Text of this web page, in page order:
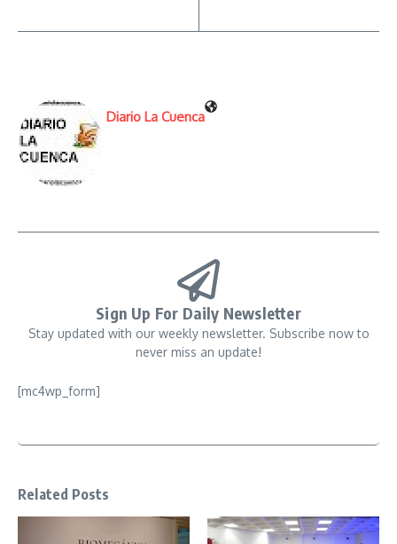
Diario La Cuenca
Sign Up For Daily Newsletter
Stay updated with our weekly newsletter. Subscribe now to
never miss an update!
[mc4wp_form]
Related Posts